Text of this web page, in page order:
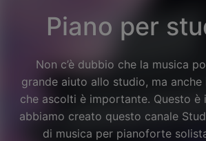
Piano per
Non c’è dubbio che la musica
grande aiuto allo studio, ma
che ascolti è importante. Questo è
abbiamo creato questo canale
di musica per pianoforte